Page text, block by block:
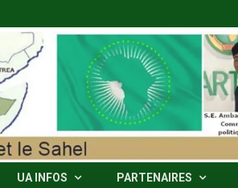
UA INFOS PARTENAIRES